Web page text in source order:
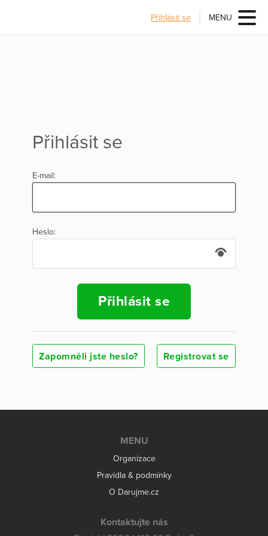
Přihlásit se MENU
Přihlásit se
E-mail:
Heslo:
Přihlásit se
Zapomněli jste heslo? Registrovat se
MENU
Organizace
Pravidla & podmínky
O Darujme.cz
Kontaktujte nás